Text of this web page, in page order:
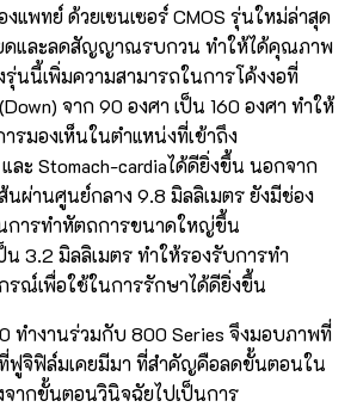
แพทย์ ด้วยเซนเซอร์ CMOS รุ่นใหม่ล่าสุด
ยดและลดสัญญาณรบกวน ทำให้ได้คุณภาพ
นนี้เพิ่มความสามารถในการโค้งงอที่
จาก 90 องศา เป็น 160 องศา ทำให้
รมองเห็นในตำแหน่งที่เข้าถึง
และ Stomach-cardiaได้ดียิ่งขึ้น นอกจาก
นผ่านศูนย์กลาง 9.8 มิลลิเมตร ยังมีช่อง
ารทำหัตถการขนาดใหญ่ขึ้น
น 3.2 มิลลิเมตร ทำให้รองรับการทำ
ณ์เพื่อใช้ในการรักษาได้ดียิ่งขึ้น
ทำงานร่วมกับ 800 Series จึงมอบภาพที่
ฟูจิฟิล์มเคยมีมา ที่สำคัญคือลดขั้นตอนใน
จากขั้นตอนวินิจฉัยไปเป็นการ